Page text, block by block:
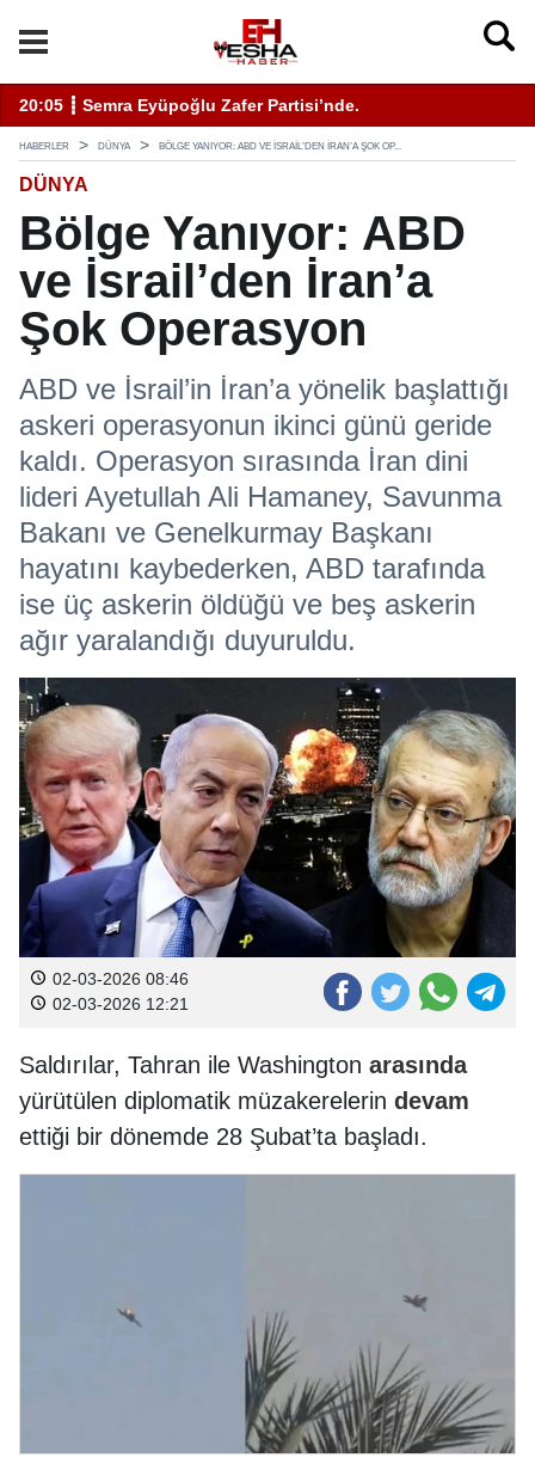
Hizmet İçin Bilinmesi Gerekenler
20:05 ┋ Semra Eyüpoğlu Zafer Partisi’nde.
HABERLER DÜNYA BÖLGE YANIYOR: ABD VE İSRAIL’DEN İRAN’A ŞOK OP...
DÜNYA
Bölge Yanıyor: ABD
ve İsrail’den İran’a
Şok Operasyon
ABD ve İsrail’in İran’a yönelik başlattığı
askeri operasyonun ikinci günü geride
kaldı. Operasyon sırasında İran dini
lideri Ayetullah Ali Hamaney, Savunma
Bakanı ve Genelkurmay Başkanı
hayatını kaybederken, ABD tarafında
ise üç askerin öldüğü ve beş askerin
ağır yaralandığı duyuruldu.
02-03-2026 08:46
02-03-2026 12:21
Saldırılar, Tahran ile Washington arasında
yürütülen diplomatik müzakerelerin devam
ettiği bir dönemde 28 Şubat’ta başladı.